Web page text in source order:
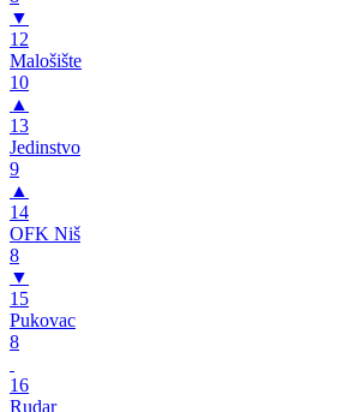
▼
12
Malošište
10
▲
13
Jedinstvo
9
▲
14
OFK Niš
8
▼
15
Pukovac
8
16
Rudar